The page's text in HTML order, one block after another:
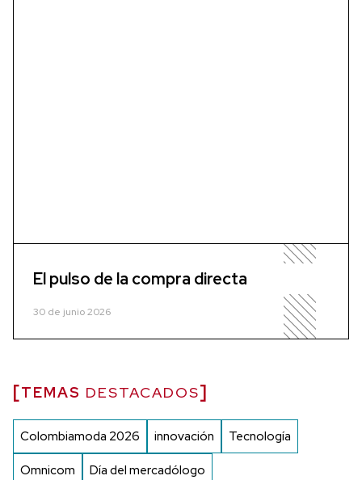
El pulso de la compra directa
30 de junio 2026
TEMAS DESTACADOS
Colombiamoda 2026 innovación Tecnología
Omnicom Día del mercadólogo